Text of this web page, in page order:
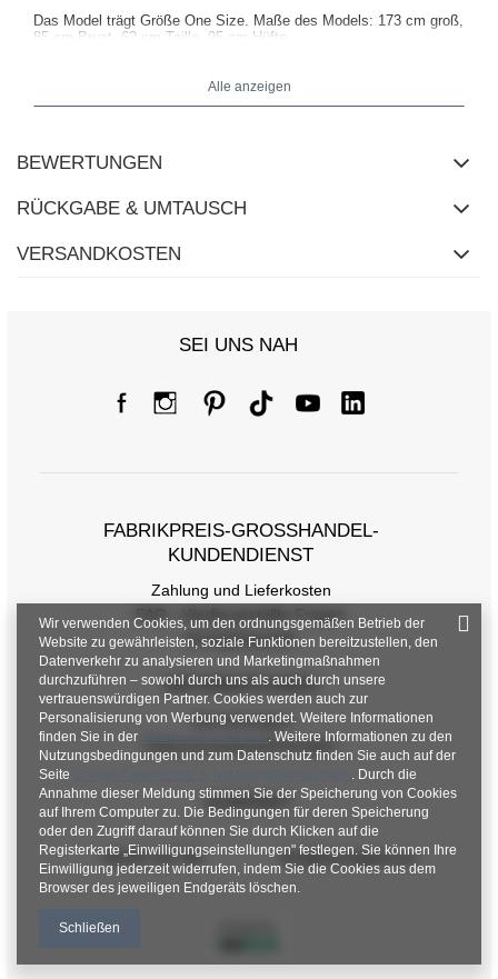
Das Model trägt Größe One Size. Maße des Models: 173 cm groß,
85 cm Brust, 62 cm Taille, 95 cm Hüfte
Größentabelle
Maße flach gemessen (+/- 1cm)
Größe one size
[A] Brustumfang 82
76
[D] Gesamtlänge 54
[E] Ärmellänge 65
Alle anzeigen
BEWERTUNGEN
RÜCKGABE & UMTAUSCH
VERSANDKOSTEN
SEI UNS NAH
FABRIKPREIS-GROSSHANDEL-K
UNDENDIENST
Zahlung und Lieferkosten
FAQ - Häufig gestellte Fragen
Rückgabepolitik
INFORMATIONEN
Verordnungen
Datenschutzbestimmungen
KONTAKT
+48 601 547 740 hurt@factoryprice.eu
Wir verwenden Cookies, um den ordnungsgemäßen Betrieb der
Website zu gewährleisten, soziale Funktionen bereitzustellen, den
Datenverkehr zu analysieren und Marketingmaßnahmen
durchzuführen – sowohl durch uns als auch durch unsere
vertrauenswürdigen Partner. Cookies werden auch zur
Personalisierung von Werbung verwendet. Weitere Informationen
finden Sie in der
Datenschutzrichtlinie. Weitere Informationen zu den
Nutzungsbedingungen und zum Datenschutz finden Sie auch auf der
Seite
. Durch die
Annahme dieser Meldung stimmen Sie der Speicherung von Cookies
auf Ihrem Computer zu. Die Bedingungen für deren Speicherung
oder den Zugriff darauf können Sie durch Klicken auf die
Registerkarte „Einwilligungseinstellungen" festlegen. Sie können Ihre
Einwilligung jederzeit widerrufen, indem Sie die Cookies aus dem
Browser des jeweiligen Endgeräts löschen.
Schließen